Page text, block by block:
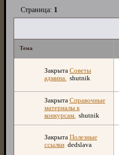
Страница: 1
Тема
Закрыта Советы
админа. shutnik
Закрыта Справочные
материалы к
конкурсам. shutnik
Закрыта Полезные
ссылки dedslava